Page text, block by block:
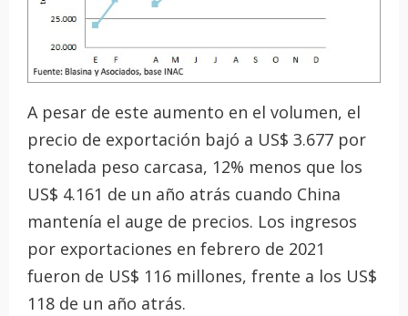
A pesar de este aumento en el volumen, el
precio de exportación bajó a US$ 3.677 por
tonelada peso carcasa, 12% menos que los
US$ 4.161 de un año atrás cuando China
mantenía el auge de precios. Los ingresos
por exportaciones en febrero de 2021
fueron de US$ 116 millones, frente a los US$
118 de un año atrás.